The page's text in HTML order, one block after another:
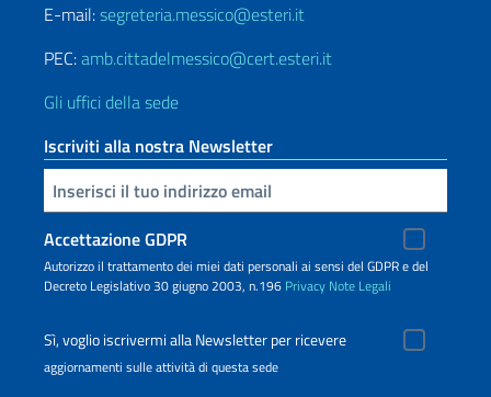
E-mail:segreteria.messico@esteri.it
PEC:amb.cittadelmessico@cert.esteri.it
Gli uffici della sede
Iscriviti alla nostra Newsletter
Inserisci la tua email
Accettazione GDPR
Autorizzo il trattamento dei miei dati personali ai sensi del GDPR e del
Decreto Legislativo 30 giugno 2003, n.196 Privacy Note Legali
Sì, voglio iscrivermi alla Newsletter per ricevere
aggiornamenti sulle attività di questa sede